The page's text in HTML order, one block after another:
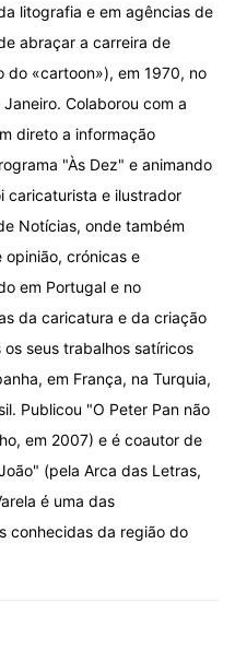
litografia e em agências de
abraçar a carreira de
do «cartoon»), em 1970, no
Colaborou com a
direto a informação
"Às Dez" e animando
caricaturista e ilustrador
Notícias, onde também
crónicas e
em Portugal e no
da caricatura e da criação
seus trabalhos satíricos
em França, na Turquia,
Publicou "O Peter Pan não
em 2007) e é coautor de
(pela Arca das Letras,
é uma das
conhecidas da região do